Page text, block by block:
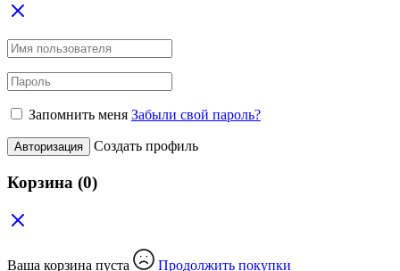
Запомнить меня Забыли свой пароль?
Авторизация Создать профиль
Корзина (0)
Ваша корзина пуста Продолжить покупки